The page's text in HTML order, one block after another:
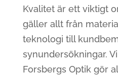
Kvalitet är ett viktigt
gäller allt från
teknologi till
synundersökningar.
Forsbergs Optik gör